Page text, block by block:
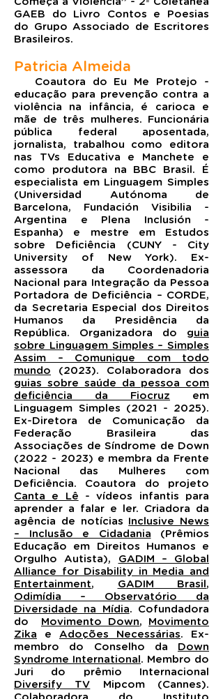
GAEB do Livro Contos e Poesias
do Grupo Associado de Escritores
Brasileiros.
Patricia Almeida
Coautora do Eu Me Protejo -
educação para prevenção contra a
violência na infância, é carioca e
mãe de três mulheres. Funcionária
pública federal aposentada,
jornalista, trabalhou como editora
nas TVs Educativa e Manchete e
como produtora na BBC Brasil. É
especialista em Linguagem Simples
(Universidad Autónoma de
Barcelona, Fundación Visibilia -
Argentina e Plena Inclusión -
Espanha) e mestre em Estudos
sobre Deficiência (CUNY - City
University of New York). Ex-
assessora da Coordenadoria
Nacional para Integração da Pessoa
Portadora de Deficiência – CORDE,
da Secretaria Especial dos Direitos
Humanos da Presidência da
República. Organizadora do guia
sobre Linguagem Simples – Simples
Assim – Comunique com todo
mundo (2023). Colaboradora dos
guias sobre saúde da pessoa com
deficiência da Fiocruz em
Linguagem Simples (2021 - 2025).
Ex-Diretora de Comunicação da
Federação Brasileira das
Associações de Síndrome de Down
(2022 - 2023) e membra da Frente
Nacional das Mulheres com
Deficiência. Coautora do projeto
Canta e Lê - vídeos infantis para
aprender a falar e ler. Criadora da
agência de notícias Inclusive News
– Inclusão e Cidadania (Prêmios
Educação em Direitos Humanos e
Orgulho Autista), GADIM – Global
Alliance for Disability in Media and
Entertainment, GADIM Brasil,
Odimídia – Observatório da
Diversidade na Mídia. Cofundadora
do Movimento Down, Movimento
Zika e Adoções Necessárias. Ex-
membro do Conselho da Down
Syndrome International. Membro do
Juri do prêmio Internacional
Diversify TV Mipcom (Cannes).